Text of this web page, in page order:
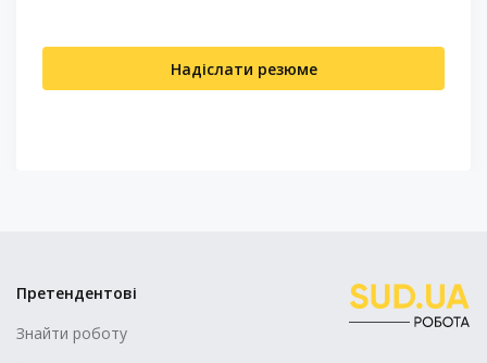
Надіслати резюме
Претендентові
Знайти роботу